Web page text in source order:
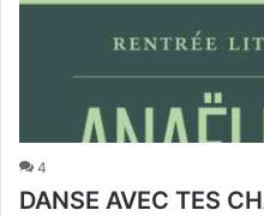
4
DANSE AVEC TES